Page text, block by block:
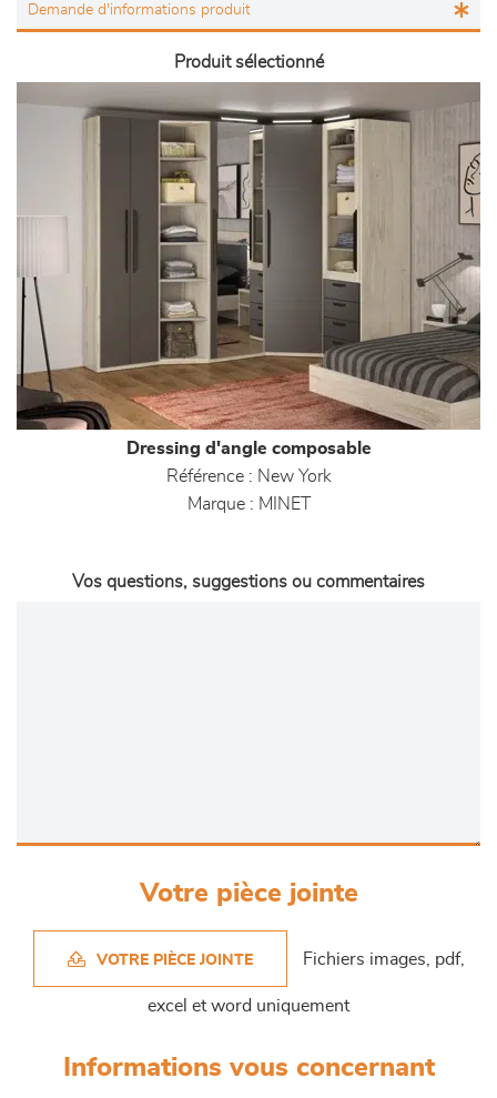
Produit sélectionné
Dressing d'angle composable
Référence : New York
Marque : MINET
Vos questions, suggestions ou commentaires
Votre pièce jointe
VOTRE PIÈCE JOINTE Fichiers images, pdf,
excel et word uniquement
Informations vous concernant